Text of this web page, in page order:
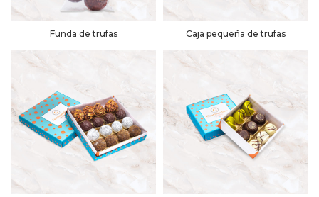
Funda de trufas Caja pequeña de trufas